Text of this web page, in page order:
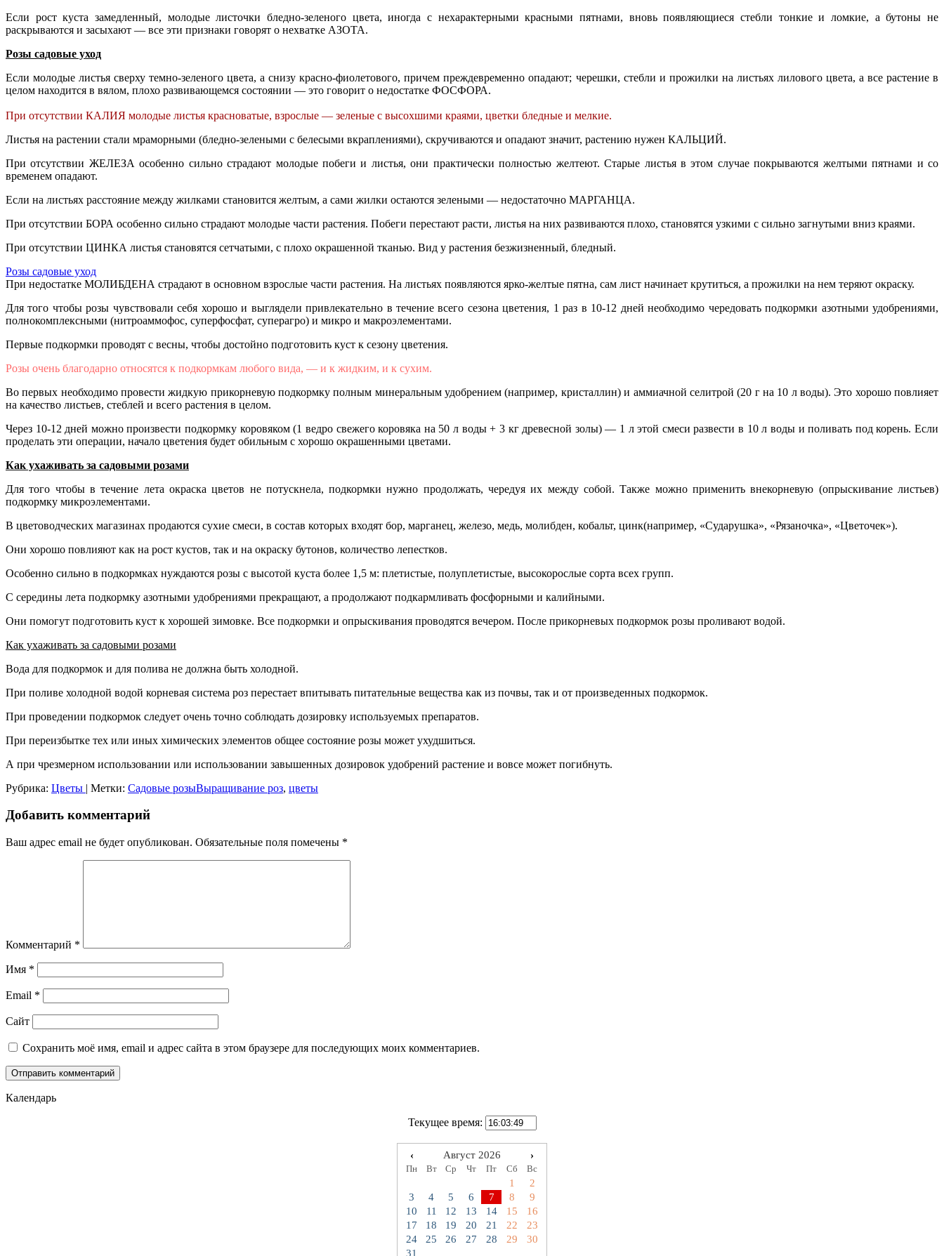
Если рост куста замедленный, молодые листочки бледно-зеленого цвета, иногда с нехарактерными красными пятнами, вновь появляющиеся стебли тонкие и ломкие, а бутоны не
раскрываются и засыхают — все эти признаки говорят о нехватке АЗОТА.
Розы садовые уход
Если молодые листья сверху темно-зеленого цвета, а снизу красно-фиолетового, причем преждевременно опадают; черешки, стебли и прожилки на листьях лилового цвета, а все растение в
целом находится в вялом, плохо развивающемся состоянии — это говорит о недостатке ФОСФОРА.
При отсутствии КАЛИЯ молодые листья красноватые, взрослые — зеленые с высохшими краями, цветки бледные и мелкие.
Листья на растении стали мраморными (бледно-зелеными с белесыми вкраплениями), скручиваются и опадают значит, растению нужен КАЛЬЦИЙ.
При отсутствии ЖЕЛЕЗА особенно сильно страдают молодые побеги и листья, они практически полностью желтеют. Старые листья в этом случае покрываются желтыми пятнами и со
временем опадают.
Если на листьях расстояние между жилками становится желтым, а сами жилки остаются зелеными — недостаточно МАРГАНЦА.
При отсутствии БОРА особенно сильно страдают молодые части растения. Побеги перестают расти, листья на них развиваются плохо, становятся узкими с сильно загнутыми вниз краями.
При отсутствии ЦИНКА листья становятся сетчатыми, с плохо окрашенной тканью. Вид у растения безжизненный, бледный.
Розы садовые уход
При недостатке МОЛИБДЕНА страдают в основном взрослые части растения. На листьях появляются ярко-желтые пятна, сам лист начинает крутиться, а прожилки на нем теряют окраску.
Для того чтобы розы чувствовали себя хорошо и выглядели привлекательно в течение всего сезона цветения, 1 раз в 10-12 дней необходимо чередовать подкормки азотными удобрениями,
полнокомплексными (нитроаммофос, суперфосфат, суперагро) и микро и макроэлементами.
Первые подкормки проводят с весны, чтобы достойно подготовить куст к сезону цветения.
Розы очень благодарно относятся к подкормкам любого вида, — и к жидким, и к сухим.
Во первых необходимо провести жидкую прикорневую подкормку полным минеральным удобрением (например, кристаллин) и аммиачной селитрой (20 г на 10 л воды). Это хорошо повлияет
на качество листьев, стеблей и всего растения в целом.
Через 10-12 дней можно произвести подкормку коровяком (1 ведро свежего коровяка на 50 л воды + 3 кг древесной золы) — 1 л этой смеси развести в 10 л воды и поливать под корень. Если
проделать эти операции, начало цветения будет обильным с хорошо окрашенными цветами.
Как ухаживать за садовыми розами
Для того чтобы в течение лета окраска цветов не потускнела, подкормки нужно продолжать, чередуя их между собой. Также можно применить внекорневую (опрыскивание листьев)
подкормку микроэлементами.
В цветоводческих магазинах продаются сухие смеси, в состав которых входят бор, марганец, железо, медь, молибден, кобальт, цинк(например, «Сударушка», «Рязаночка», «Цветочек»).
Они хорошо повлияют как на рост кустов, так и на окраску бутонов, количество лепестков.
Особенно сильно в подкормках нуждаются розы с высотой куста более 1,5 м: плетистые, полуплетистые, высокорослые сорта всех групп.
С середины лета подкормку азотными удобрениями прекращают, а продолжают подкармливать фосфорными и калийными.
Они помогут подготовить куст к хорошей зимовке. Все подкормки и опрыскивания проводятся вечером. После прикорневых подкормок розы проливают водой.
Как ухаживать за садовыми розами
Вода для подкормок и для полива не должна быть холодной.
При поливе холодной водой корневая система роз перестает впитывать питательные вещества как из почвы, так и от произведенных подкормок.
При проведении подкормок следует очень точно соблюдать дозировку используемых препаратов.
При переизбытке тех или иных химических элементов общее состояние розы может ухудшиться.
А при чрезмерном использовании или использовании завышенных дозировок удобрений растение и вовсе может погибнуть.
Рубрика: Цветы | Метки: Садовые розыВыращивание роз, цветы
Добавить комментарий
Ваш адрес email не будет опубликован. Обязательные поля помечены *
Комментарий *
Имя *
Email *
Сайт
Сохранить моё имя, email и адрес сайта в этом браузере для последующих моих комментариев.
Календарь
Текущее время:
‹ Август 2026 ›
Пн Вт Ср Чт Пт Сб Вс
1
2
3
4 5 6 7 8
9
10
11 12 13 14 15
16
17
18 19 20 21 22
23
24
25 26 27 28 29
30
31